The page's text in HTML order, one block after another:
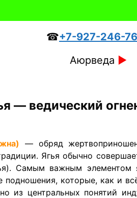
☎+7-927-246-
Аюрведа ►
— ведический
— обряд
Ягья обычно
Самым важным элементом
подношения, которые, как и
из центральных понятий